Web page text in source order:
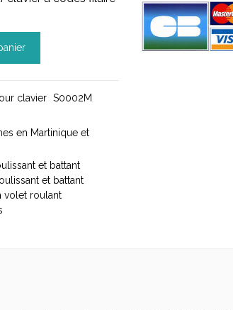
clavier S0002M
en Martinique et
et battant
et battant
volet roulant